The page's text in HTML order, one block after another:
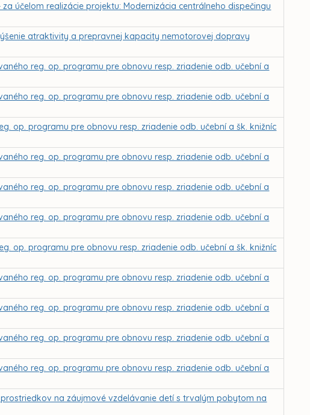
účelom realizácie projektu: Modernizácia centrálneho dispečingu
atraktivity a prepravnej kapacity nemotorovej dopravy
reg. op. programu pre obnovu resp. zriadenie odb. učební a
reg. op. programu pre obnovu resp. zriadenie odb. učební a
op. programu pre obnovu resp. zriadenie odb. učební a šk. knižníc
reg. op. programu pre obnovu resp. zriadenie odb. učební a
reg. op. programu pre obnovu resp. zriadenie odb. učební a
reg. op. programu pre obnovu resp. zriadenie odb. učební a
op. programu pre obnovu resp. zriadenie odb. učební a šk. knižníc
reg. op. programu pre obnovu resp. zriadenie odb. učební a
reg. op. programu pre obnovu resp. zriadenie odb. učební a
reg. op. programu pre obnovu resp. zriadenie odb. učební a
reg. op. programu pre obnovu resp. zriadenie odb. učební a
na záujmové vzdelávanie detí s trvalým pobytom na